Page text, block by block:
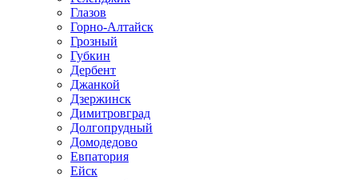
Глазов
Горно-Алтайск
Грозный
Губкин
Дербент
Джанкой
Дзержинск
Димитровград
Долгопрудный
Домодедово
Евпатория
Ейск